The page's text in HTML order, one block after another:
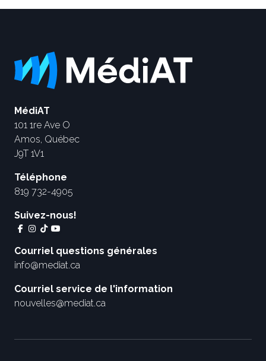
MédiAT
101 1re Ave O
Amos, Québec
J9T 1V1
Téléphone
819 732-4905
Suivez-nous!
Courriel questions générales
info@mediat.ca
Courriel service de l'information
nouvelles@mediat.ca